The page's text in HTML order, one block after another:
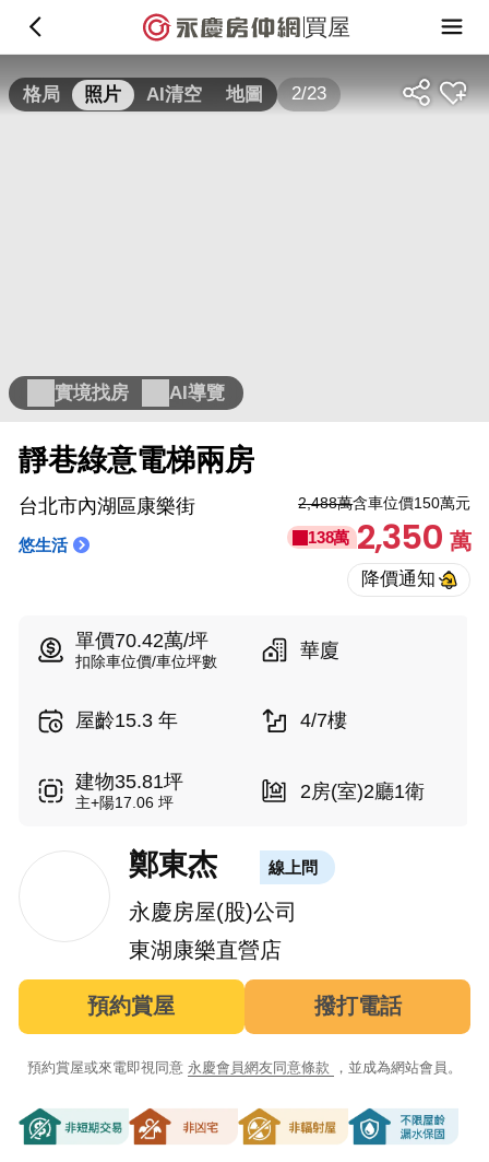
買屋
格局 照片 AI清空 地圖 2/23
實境找房 AI導覽
靜巷綠意電梯兩房
台北市內湖區康樂街
悠生活
2,488萬含車位價150萬元
138萬 2,350萬
單價70.42萬/坪
扣除車位價/車位坪數 華廈
屋齡15.3 年 4/7樓
建物35.81坪
主+陽17.06 坪 2房(室)2廳1衛
鄭東杰 線上問
永慶房屋(股)公司
東湖康樂直營店
預約賞屋 撥打電話
預約賞屋或來電即視同意 永慶會員網友同意條款 ，並成為網站會員。